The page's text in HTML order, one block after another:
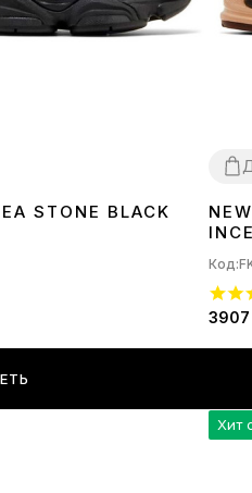
STONE BLACK
3637
Код:
3907
Хит